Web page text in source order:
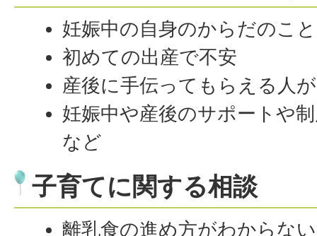
妊娠中の自身のからだのこ
初めての出産で不安
産後に手伝ってもらえる人
妊娠中や産後のサポートや
など
子育てに関する相談
離乳食の進め方がわからない